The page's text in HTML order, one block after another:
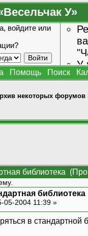
У»
войдите или
У
Помощь Поиск
некоторых форумов
библиотека
библиотека
05-2004 11:39 »
в стандартной